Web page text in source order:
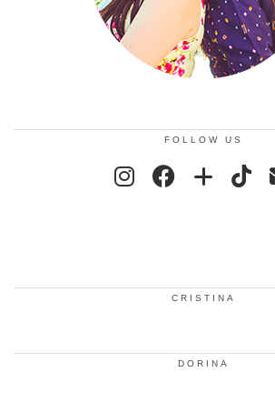
FOLLOW US
CRISTINA
DORINA